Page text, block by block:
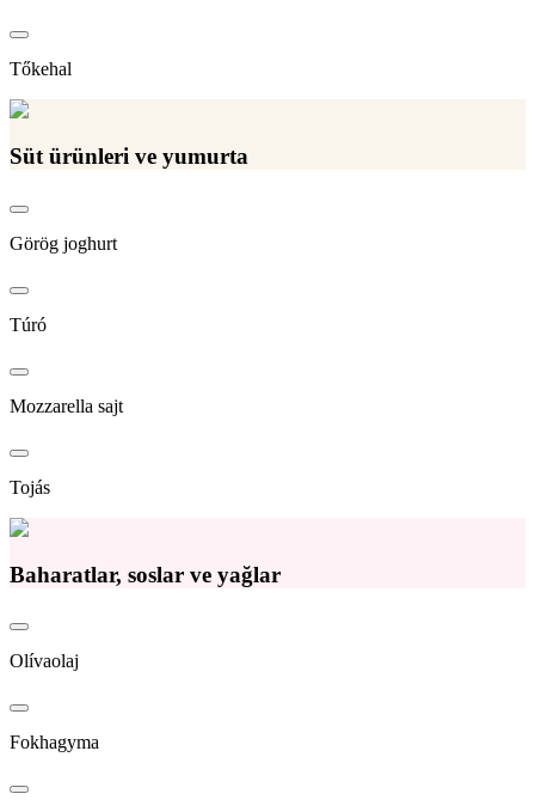
Tőkehal
Süt ürünleri ve yumurta
Görög joghurt
Túró
Mozzarella sajt
Tojás
Baharatlar, soslar ve yağlar
Olívaolaj
Fokhagyma